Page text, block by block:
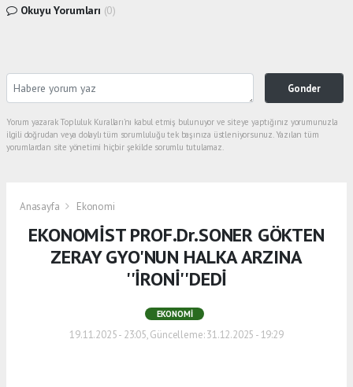
Okuyu Yorumları (0)
Gonder
Yorum yazarak Topluluk Kuralları’nı kabul etmiş bulunuyor ve siteye yaptığınız yorumunuzla
ilgili doğrudan veya dolaylı tüm sorumluluğu tek başınıza üstleniyorsunuz. Yazılan tüm
yorumlardan site yönetimi hiçbir şekilde sorumlu tutulamaz.
Anasayfa Ekonomi
EKONOMİST PROF.Dr.SONER GÖKTEN
ZERAY GYO'NUN HALKA ARZINA
''İRONİ''DEDİ
EKONOMI
19.11.2025 - 23:05, Güncelleme: 31.12.2025 - 19:29